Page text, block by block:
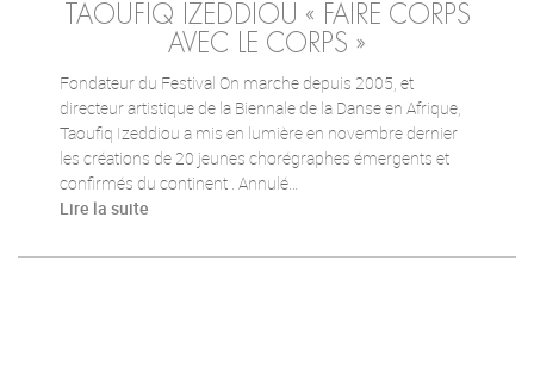
TAOUFIQ IZEDDIOU « FAIRE CORPS
AVEC LE CORPS »
Fondateur du Festival On marche depuis 2005, et
directeur artistique de la Biennale de la Danse en Afrique,
Taoufiq Izeddiou a mis en lumière en novembre dernier
les créations de 20 jeunes chorégraphes émergents et
confirmés du continent . Annulé…
Lire la suite